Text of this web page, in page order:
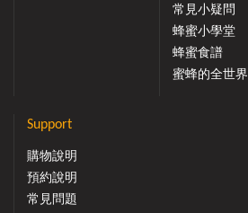
常見小疑問
蜂蜜小學堂
蜂蜜食譜
蜜蜂的全世界
Support
購物說明
預約說明
常見問題